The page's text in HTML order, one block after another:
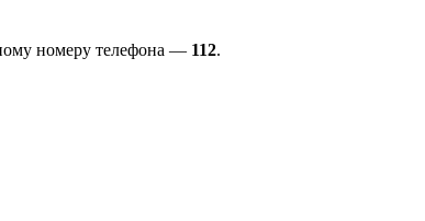
номеру телефона — 112.